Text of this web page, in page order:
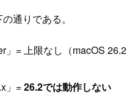
通りである。
」= 上限なし（macOS 26.2
」=26.2では動作しない